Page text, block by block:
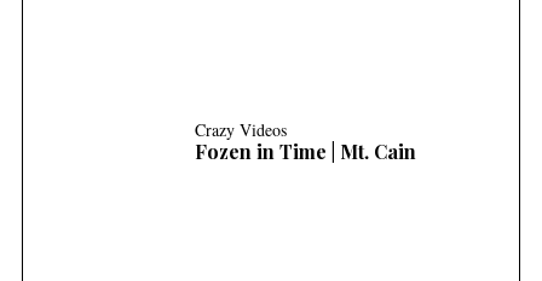
Crazy Videos
Fozen in Time | Mt. Cain